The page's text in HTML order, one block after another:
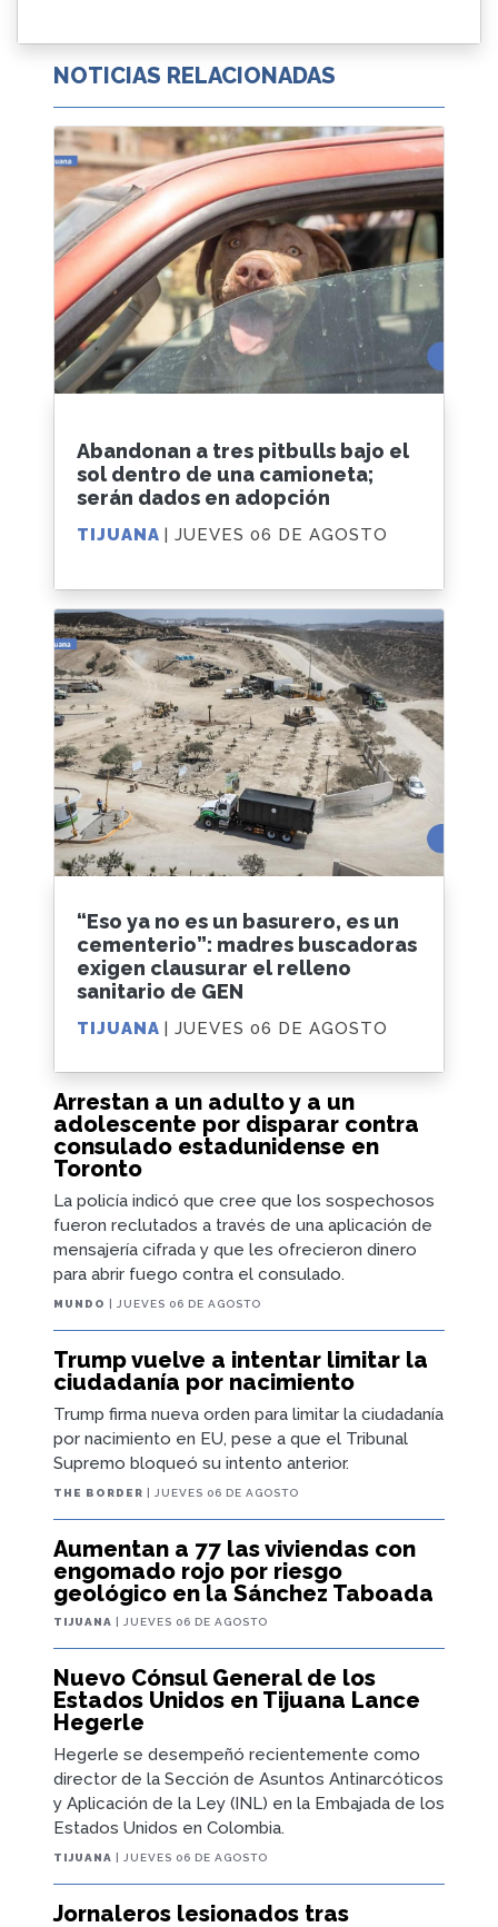
NOTICIAS RELACIONADAS
Arrestan a un adulto y a un
adolescente por disparar contra
consulado estadunidense en
Toronto
La policía indicó que cree que los sospechosos
fueron reclutados a través de una aplicación de
mensajería cifrada y que les ofrecieron dinero
para abrir fuego contra el consulado.
MUNDO | JUEVES 06 DE AGOSTO
Trump vuelve a intentar limitar la
ciudadanía por nacimiento
Trump firma nueva orden para limitar la ciudadanía
por nacimiento en EU, pese a que el Tribunal
Supremo bloqueó su intento anterior.
THE BORDER | JUEVES 06 DE AGOSTO
Aumentan a 77 las viviendas con
engomado rojo por riesgo
geológico en la Sánchez Taboada
TIJUANA | JUEVES 06 DE AGOSTO
Nuevo Cónsul General de los
Estados Unidos en Tijuana Lance
Hegerle
Hegerle se desempeñó recientemente como
director de la Sección de Asuntos Antinarcóticos
y Aplicación de la Ley (INL) en la Embajada de los
Estados Unidos en Colombia.
TIJUANA | JUEVES 06 DE AGOSTO
Jornaleros lesionados tras
Abandonan a tres pitbulls bajo el
sol dentro de una camioneta;
serán dados en adopción
TIJUANA | JUEVES 06 DE AGOSTO
“Eso ya no es un basurero, es un
cementerio”: madres buscadoras
exigen clausurar el relleno
sanitario de GEN
TIJUANA | JUEVES 06 DE AGOSTO